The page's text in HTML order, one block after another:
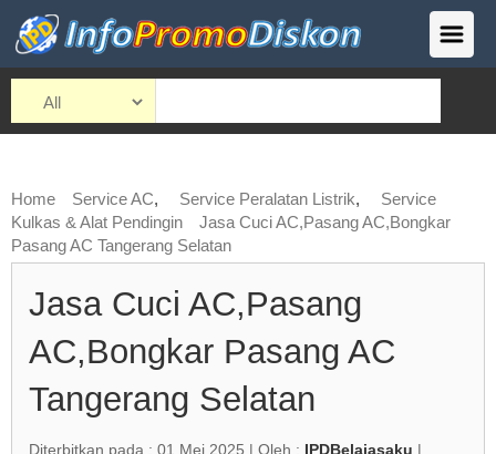
Home Service AC, Service Peralatan Listrik,
Service
Kulkas & Alat Pendingin
Jasa Cuci AC,Pasang AC,Bongkar
Pasang AC Tangerang Selatan
Jasa Cuci AC,Pasang
AC,Bongkar Pasang AC
Tangerang Selatan
Diterbitkan pada : 01 Mei 2025 | Oleh : IPDBelajasaku |